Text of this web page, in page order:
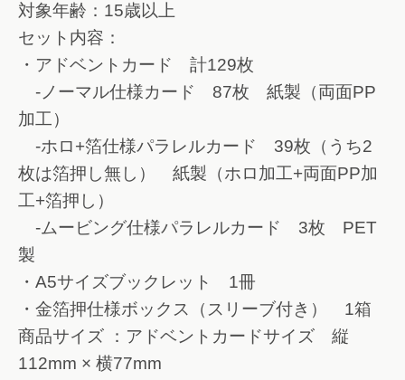
対象年齢：15歳以上
セット内容：
・アドベントカード 計129枚
-ノーマル仕様カード 87枚 紙製（両面PP
加工）
-ホロ+箔仕様パラレルカード 39枚（うち2
枚は箔押し無し） 紙製（ホロ加工+両面PP加
工+箔押し）
-ムービング仕様パラレルカード 3枚 PET
製
・A5サイズブックレット 1冊
・金箔押仕様ボックス（スリーブ付き） 1箱
商品サイズ ：アドベントカードサイズ 縦
112mm × 横77mm